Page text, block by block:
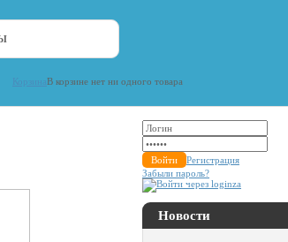
КорзинаВ корзине нет ни одного товара
Регистрация
Забыли пароль?
Новости